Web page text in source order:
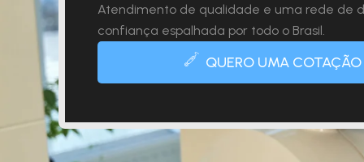
Atendimento de qualidade e uma rede de
confiança espalhada por todo o Brasil.
QUERO UMA COTAÇÃO